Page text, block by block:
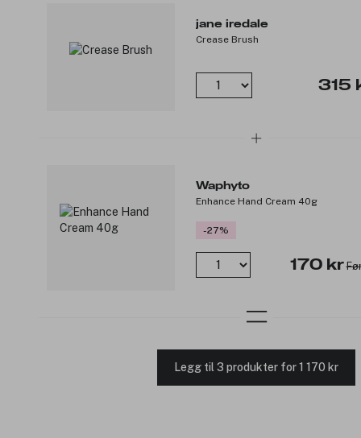
jane iredale
Crease Brush
315
Waphyto
Enhance Hand Cream 40g
-27%
170 kr
Legg til 3 produkter for 1 170 kr